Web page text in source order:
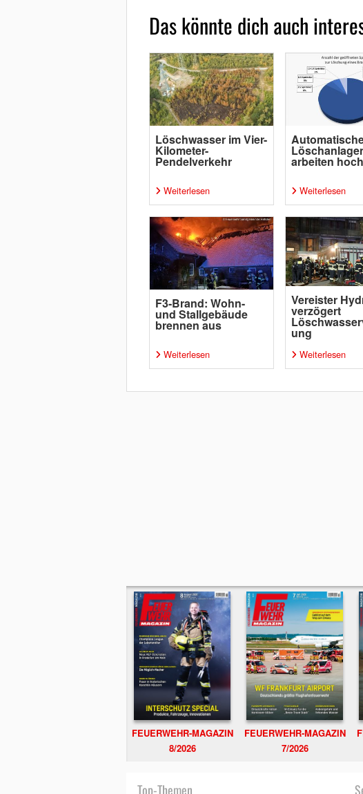
Das könnte dich auch
Löschwasser im Vier-
Kilometer-
Pendelverkehr
Weiterlesen
arbeiten
Weiterlesen
F3-Brand: Wohn-
und Stallgebäude
brennen aus
Weiterlesen
Vereister
verzögert
ung
Weiterlesen
FEUERWEHR-MAGAZIN
8/2026
FEUERWEHR-MAGAZIN
7/2026
Top-Themen